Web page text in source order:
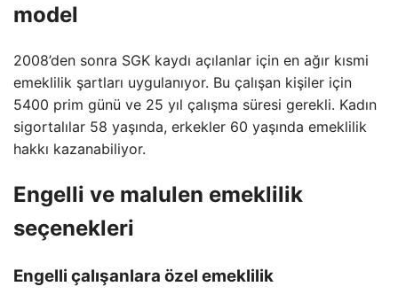
model
2008’den sonra SGK kaydı açılanlar için en ağır kısmi
emeklilik şartları uygulanıyor. Bu çalışan kişiler için
5400 prim günü ve 25 yıl çalışma süresi gerekli. Kadın
sigortalılar 58 yaşında, erkekler 60 yaşında emeklilik
hakkı kazanabiliyor.
Engelli ve malulen emeklilik
seçenekleri
Engelli çalışanlara özel emeklilik